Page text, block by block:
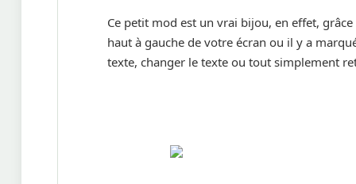
Ce petit mod est un vrai bijou, en effet,
haut à gauche de votre écran ou il y a
texte, changer le texte ou tout simplement